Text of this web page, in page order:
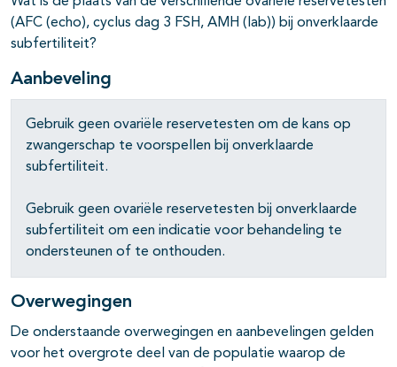
(AFC (echo), cyclus dag 3 FSH, AMH (lab)) bij onverklaarde
subfertiliteit?
Aanbeveling
Gebruik geen ovariële reservetesten om de kans op
zwangerschap te voorspellen bij onverklaarde
subfertiliteit.
Gebruik geen ovariële reservetesten bij onverklaarde
subfertiliteit om een indicatie voor behandeling te
ondersteunen of te onthouden.
Overwegingen
De onderstaande overwegingen en aanbevelingen gelden
voor het overgrote deel van de populatie waarop de